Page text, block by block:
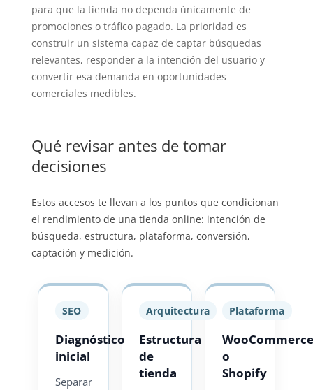
para que la tienda no dependa únicamente de
promociones o tráfico pagado. La prioridad es
construir un sistema capaz de captar búsquedas
relevantes, responder a la intención del usuario y
convertir esa demanda en oportunidades
comerciales medibles.
Qué revisar antes de tomar
decisiones
Estos accesos te llevan a los puntos que condicionan
el rendimiento de una tienda online: intención de
búsqueda, estructura, plataforma, conversión,
captación y medición.
SEO
Diagnóstico
inicial
Separar
Arquitectura
Estructura
de
tienda
Plataforma
WooCommerce
o
Shopify